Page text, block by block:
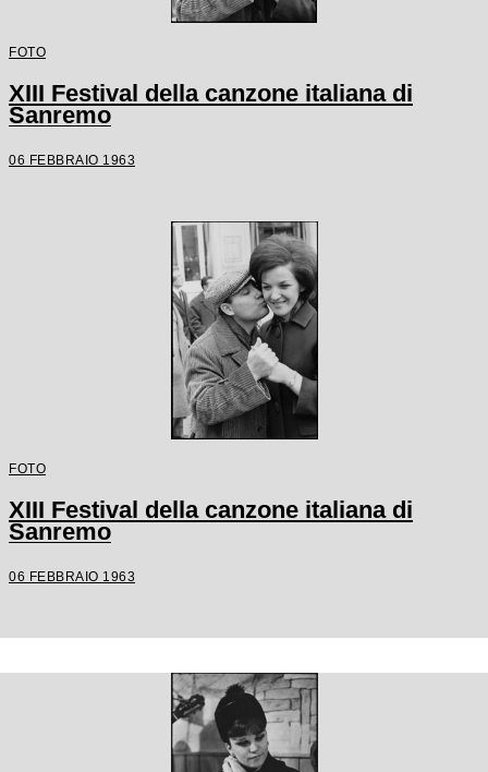
FOTO
XIII Festival della canzone italiana di
Sanremo
06 FEBBRAIO 1963
FOTO
XIII Festival della canzone italiana di
Sanremo
06 FEBBRAIO 1963